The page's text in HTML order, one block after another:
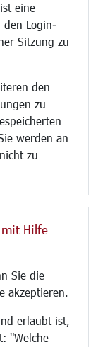
eine
den Login-
Sitzung zu
den
zu
werden an
zu
Hilfe
Sie die
akzeptieren.
erlaubt ist,
"Welche